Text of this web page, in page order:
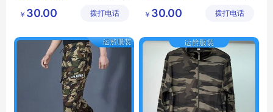
绿色弹力套装
迷彩服装
工厂
￥ 30.00 拨打电话
迷彩工作服男套装
军训迷彩服
工厂
￥ 30.00 拨打电话